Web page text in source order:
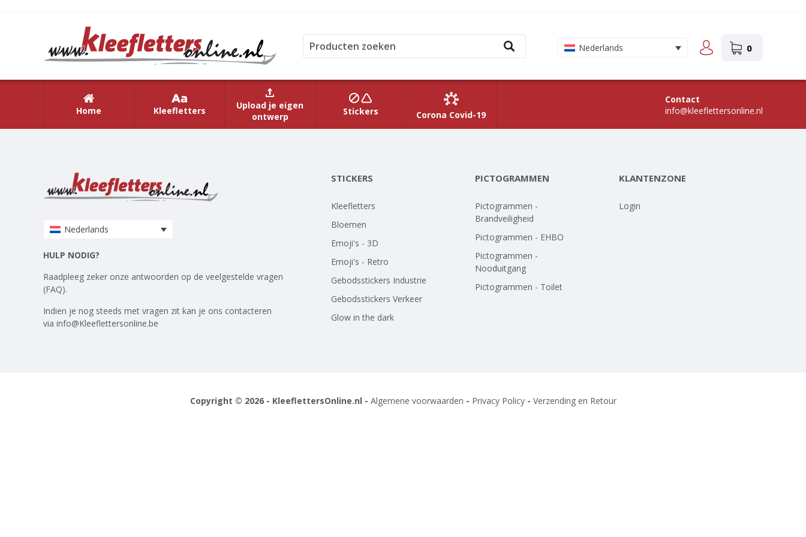
Nederlands 0
Home Kleefletters
Upload je eigen
ontwerp
Stickers Corona Covid-19
Contact
info@kleeflettersonline.nl
Nederlands
HULP NODIG?
Raadpleeg zeker onze antwoorden op de veelgestelde vragen
(FAQ).
Indien je nog steeds met vragen zit kan je ons contacteren
via info@Kleeflettersonline.be
STICKERS
Kleefletters
Bloemen
Emoji's - 3D
Emoji's - Retro
Gebodsstickers Industrie
Gebodsstickers Verkeer
Glow in the dark
PICTOGRAMMEN
Pictogrammen -
Brandveiligheid
Pictogrammen - EHBO
Pictogrammen -
Nooduitgang
Pictogrammen - Toilet
KLANTENZONE
Login
Copyright © 2026 - KleeflettersOnline.nl - Algemene voorwaarden - Privacy Policy- Verzending en Retour